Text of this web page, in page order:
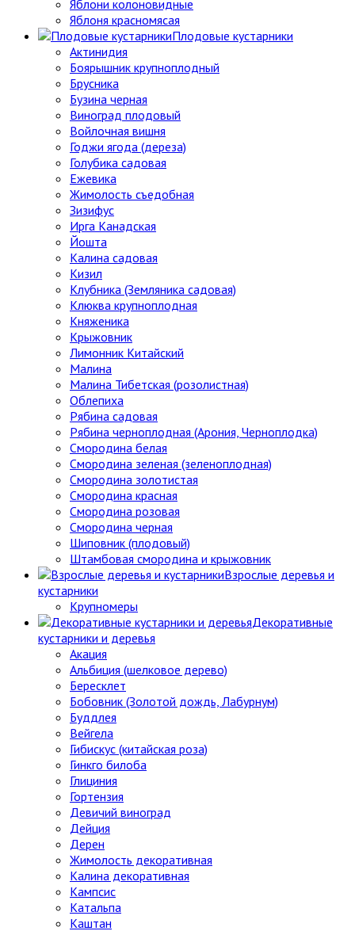
Яблони колоновидные
Яблоня красномясая
Плодовые кустарники
Актинидия
Боярышник крупноплодный
Брусника
Бузина черная
Виноград плодовый
Войлочная вишня
Годжи ягода (дереза)
Голубика садовая
Ежевика
Жимолость съедобная
Зизифус
Ирга Канадская
Йошта
Калина садовая
Кизил
Клубника (Земляника садовая)
Клюква крупноплодная
Княженика
Крыжовник
Лимонник Китайский
Малина
Малина Тибетская (розолистная)
Облепиха
Рябина садовая
Рябина черноплодная (Арония, Черноплодка)
Смородина белая
Смородина зеленая (зеленоплодная)
Смородина золотистая
Смородина красная
Смородина розовая
Смородина черная
Шиповник (плодовый)
Штамбовая смородина и крыжовник
Взрослые деревья и
кустарники
Крупномеры
Декоративные
кустарники и деревья
Акация
Альбиция (шелковое дерево)
Бересклет
Бобовник (Золотой дождь, Лабурнум)
Буддлея
Вейгела
Гибискус (китайская роза)
Гинкго билоба
Глициния
Гортензия
Девичий виноград
Дейция
Дерен
Жимолость декоративная
Калина декоративная
Кампсис
Катальпа
Каштан